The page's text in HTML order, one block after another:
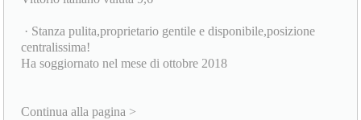
· Stanza pulita,proprietario gentile e disponibile,posizione
centralissima!
Ha soggiornato nel mese di ottobre 2018
Continua alla pagina >